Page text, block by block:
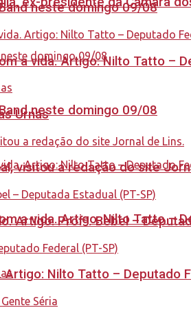
neste domingo 09/08
a vida. Artigo: Nilto Tatto –
neste domingo 09/08
a vida. Artigo: Nilto Tatto –
Urnas
visitou a redação do site
Artigo: Profª. Bebel –
Nilto Tatto – Deputado